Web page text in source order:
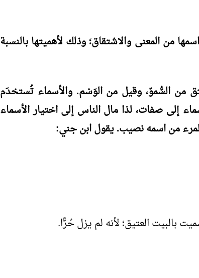
من المعنى والاشتقاق؛ وذلك لأهميتها بالنسبة
من السُّموّ، وقيل من الوَسْم. والأسماء تُستخدَم
إلى صفات، لذا مال الناس إلى اختيار الأسماء
للمرء من اسمه نصيب. يقول ابن جني:
بالبيت العتيق؛ لأنه لم يزل حُرًّا.